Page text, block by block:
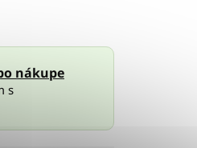
nákupe
s